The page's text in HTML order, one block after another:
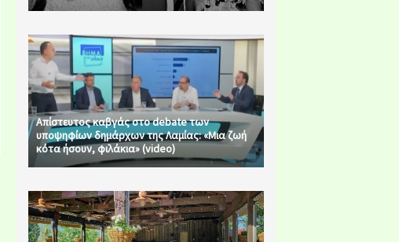
Απίστευτος καβγάς στο debate των
υποψηφίων δημάρχων της Λαμίας: «Μια ζωή
κότα ήσουν, φιλάκια» (video)